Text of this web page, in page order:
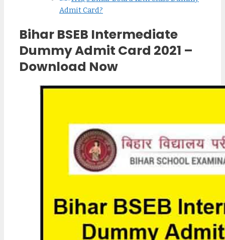
Admit Card?
Bihar BSEB Intermediate
Dummy Admit Card 2021 –
Download Now